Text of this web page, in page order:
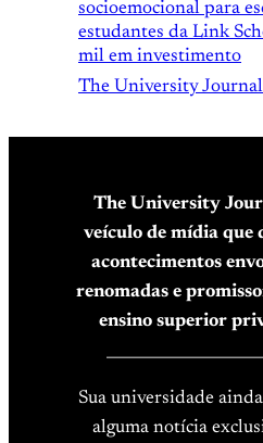
socioemocional para
estudantes da Link
mil em investimento
The University Journal
The University
veículo de mídia que
acontecimentos
renomadas e
ensino superior
Sua universidade
alguma notícia